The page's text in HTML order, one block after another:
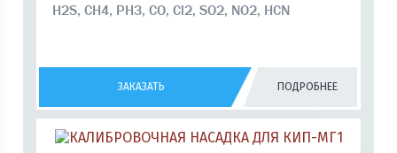
H2S, CH4, PH3, CO, Cl2, SO2, NO2, HCN
ЗАКАЗАТЬ ПОДРОБНЕЕ